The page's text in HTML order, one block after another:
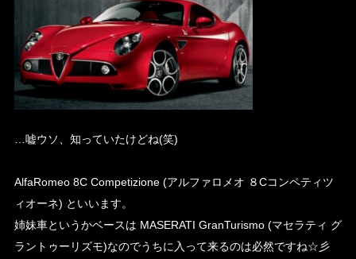
…嘘ウソ、知っていたけどね(笑)
AlfaRomeo 8C Competizione (アルファロメオ ８Cコンペティツ
ィオーネ) といいます。
姉妹車というかベースは MASERATI GranTurismo (マセラティ グ
ラントゥーリズモ)なのでうちに入って来るのは必然ですね☆彡